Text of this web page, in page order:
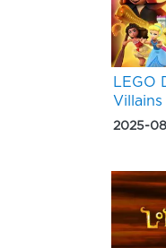
LEGO
Villains
2025-